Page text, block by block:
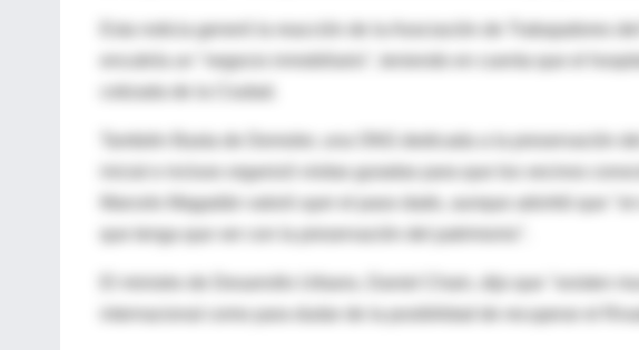
Esta noticia generó la reacción de la Asociación de Trabajadores
encubría un "negocio inmobiliario", teniendo en cuenta que el
inicial e incluso organizó visitas guiadas para que los vecinos
Marcelo Magadán valoró ayer el paso dado, aunque advirtió que
que tenga que ver con la preservación del patrimonio".
internacional como para dudar de la posibilidad de recuperar el